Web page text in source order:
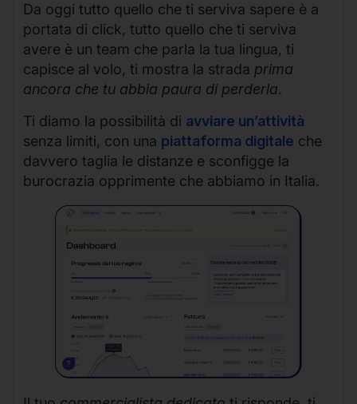
Da oggi tutto quello che ti serviva sapere è a
portata di click, tutto quello che ti serviva
avere è un team che parla la tua lingua, ti
capisce al volo, ti mostra la strada prima
ancora che tu abbia paura di perderla.
Ti diamo la possibilità di avviare un’attività
senza limiti, con una piattaforma digitale che
davvero taglia le distanze e sconfigge la
burocrazia opprimente che abbiamo in Italia.